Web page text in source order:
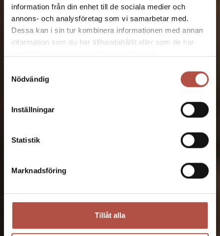
information från din enhet till de sociala medier och
annons- och analysföretag som vi samarbetar med.
Dessa kan i sin tur kombinera informationen med annan
information som du har tillhandahållit eller som de har
Nödvändig
Inställningar
Statistik
Marknadsföring
Tillåt alla